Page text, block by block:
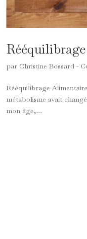
par Christine Bossard -
Rééquilibrage
métabolisme avait
mon âge,...